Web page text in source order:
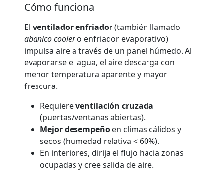
Cómo funciona
El ventilador enfriador(también llamado
abanico coolero enfriador evaporativo)
impulsa aire a través de un panel húmedo. Al
evaporarse el agua, el aire descarga con
menor temperatura aparente y mayor
frescura.
Requiereventilación cruzada
(puertas/ventanas abiertas).
Mejor desempeño en climas cálidos y
secos (humedad relativa < 60%).
En interiores, dirija el flujo hacia zonas
ocupadas y cree salida de aire.